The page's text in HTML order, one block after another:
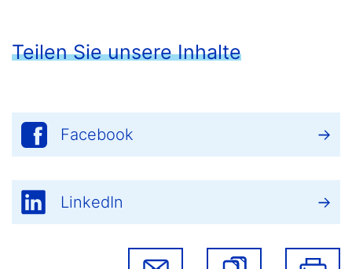
Teilen Sie unsere Inhalte
Facebook
LinkedIn